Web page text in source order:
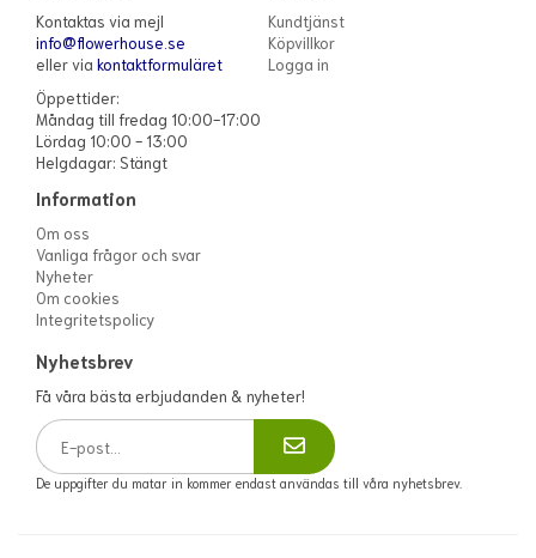
Kontaktas via mejl
info@flowerhouse.se
eller via kontaktformuläret
Öppettider:
Måndag till fredag 10:00-17:00
Lördag 10:00 - 13:00
Helgdagar: Stängt
Kundtjänst
Köpvillkor
Logga in
Information
Om oss
Vanliga frågor och svar
Nyheter
Om cookies
Integritetspolicy
Nyhetsbrev
Få våra bästa erbjudanden & nyheter!
De uppgifter du matar in kommer endast användas till våra nyhetsbrev.